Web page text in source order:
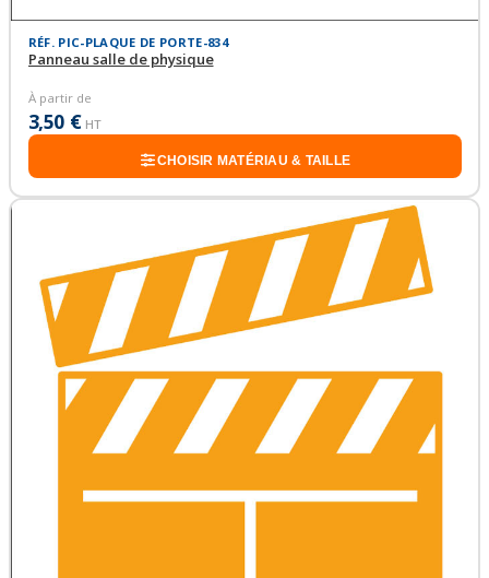
RÉF. PIC-PLAQUE DE PORTE-834
Panneau salle de physique
À partir de
3,50 € HT
CHOISIR MATÉRIAU & TAILLE